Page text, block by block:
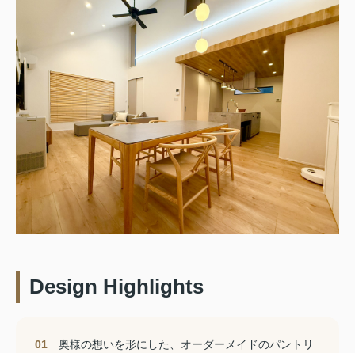
Design Highlights
01
奥様の想いを形にした、オーダーメイドのパントリ